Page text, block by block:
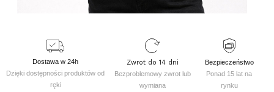
Dostawa w 24h
Dzięki dostępności produktów od
ręki
Zwrot do 14 dni
Bezproblemowy zwrot lub
wymiana
Bezpieczeństwo
Ponad 15 lat na
rynku